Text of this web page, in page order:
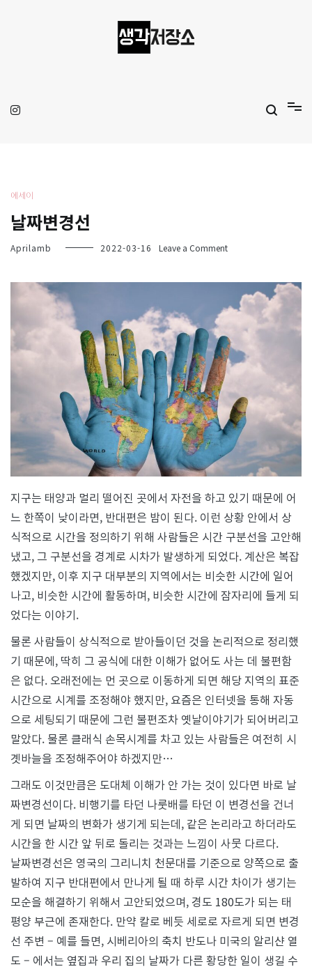
에세이
날짜변경선
Aprilamb 2022-03-16 Leave a Commenton
선
지구는 태양과 멀리 떨어진 곳에서 자전을 하고 있기 때문에 어
느 한쪽이 낮이라면, 반대편은 밤이 된다. 이런 상황 안에서 상
식적으로 시간을 정의하기 위해 사람들은 시간 구분선을 고안해
냈고, 그 구분선을 경계로 시차가 발생하게 되었다. 계산은 복잡
했겠지만, 이후 지구 대부분의 지역에서는 비슷한 시간에 일어
나고, 비슷한 시간에 활동하며, 비슷한 시간에 잠자리에 들게 되
었다는 이야기.
물론 사람들이 상식적으로 받아들이던 것을 논리적으로 정리했
기 때문에, 딱히 그 공식에 대한 이해가 없어도 사는 데 불편함
은 없다. 오래전에는 먼 곳으로 이동하게 되면 해당 지역의 표준
시간으로 시계를 조정해야 했지만, 요즘은 인터넷을 통해 자동
으로 세팅되기 때문에 그런 불편조차 옛날이야기가 되어버리고
말았다. 물론 클래식 손목시계를 차고 있는 사람들은 여전히 시
곗바늘을 조정해주어야 하겠지만…
그래도 이것만큼은 도대체 이해가 안 가는 것이 있다면 바로 날
짜변경선이다. 비행기를 타던 나룻배를 타던 이 변경선을 건너
게 되면 날짜의 변화가 생기게 되는데, 같은 논리라고 하더라도
시간을 한 시간 앞 뒤로 돌리는 것과는 느낌이 사뭇 다르다.
날짜변경선은 영국의 그리니치 천문대를 기준으로 양쪽으로 출
발하여 지구 반대편에서 만나게 될 때 하루 시간 차이가 생기는
모순을 해결하기 위해서 고안되었으며, 경도 180도가 되는 태
평양 부근에 존재한다. 만약 칼로 베듯 세로로 자르게 되면 변경
선 주변 – 예를 들면, 시베리아의 축치 반도나 미국의 알리샨 열
도 – 에서는 옆집과 우리 집의 날짜가 다른 황당한 일이 생길 수